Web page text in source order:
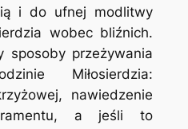
i do ufnej modlitwy
wobec bliźnich.
sposoby przeżywania
Miłosierdzia:
nawiedzenie
a jeśli to